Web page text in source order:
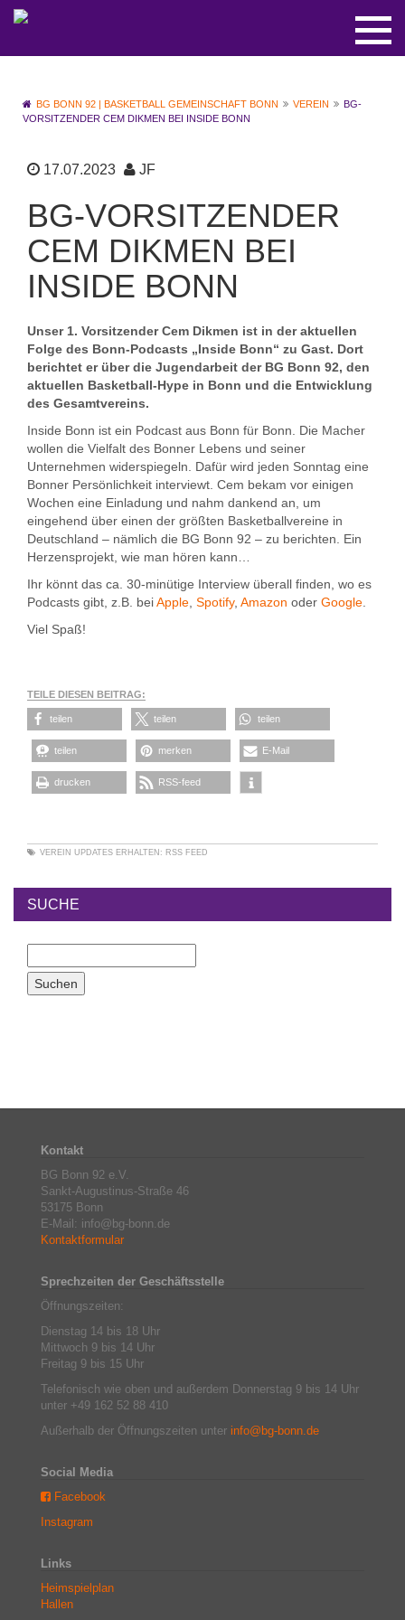
BG BONN 92 | BASKETBALL GEMEINSCHAFT BONN VEREIN
BG-
VORSITZENDER CEM DIKMEN BEI INSIDE BONN
17.07.2023 JF
BG-VORSITZENDER
CEM DIKMEN BEI
INSIDE BONN
Unser 1. Vorsitzender Cem Dikmen ist in der aktuellen
Folge des Bonn-Podcasts „Inside Bonn“ zu Gast. Dort
berichtet er über die Jugendarbeit der BG Bonn 92, den
aktuellen Basketball-Hype in Bonn und die Entwicklung
des Gesamtvereins.
Inside Bonn ist ein Podcast aus Bonn für Bonn. Die Macher
wollen die Vielfalt des Bonner Lebens und seiner
Unternehmen widerspiegeln. Dafür wird jeden Sonntag eine
Bonner Persönlichkeit interviewt. Cem bekam vor einigen
Wochen eine Einladung und nahm dankend an, um
eingehend über einen der größten Basketballvereine in
Deutschland – nämlich die BG Bonn 92 – zu berichten. Ein
Herzensprojekt, wie man hören kann…
Ihr könnt das ca. 30-minütige Interview überall finden, wo es
Podcasts gibt, z.B. beiApple Spotify, Amazon oder Google
Viel Spaß!
TEILE DIESEN BEITRAG:
teilen teilen teilen
teilen merken E-Mail
drucken RSS-feed
VEREIN UPDATES ERHALTEN: RSS FEED
SUCHE
Kontakt
BG Bonn 92 e.V.
Sankt-Augustinus-Straße 46
53175 Bonn
E-Mail: info@bg-bonn.de
Kontaktformular
Sprechzeiten der Geschäftsstelle
Öffnungszeiten:
Dienstag 14 bis 18 Uhr
Mittwoch 9 bis 14 Uhr
Freitag 9 bis 15 Uhr
Telefonisch wie oben und außerdem Donnerstag 9 bis 14 Uhr
unter +49 162 52 88 410
Außerhalb der Öffnungszeiten unter info@bg-bonn.de
Social Media
Facebook
Instagram
Links
Heimspielplan
Hallen